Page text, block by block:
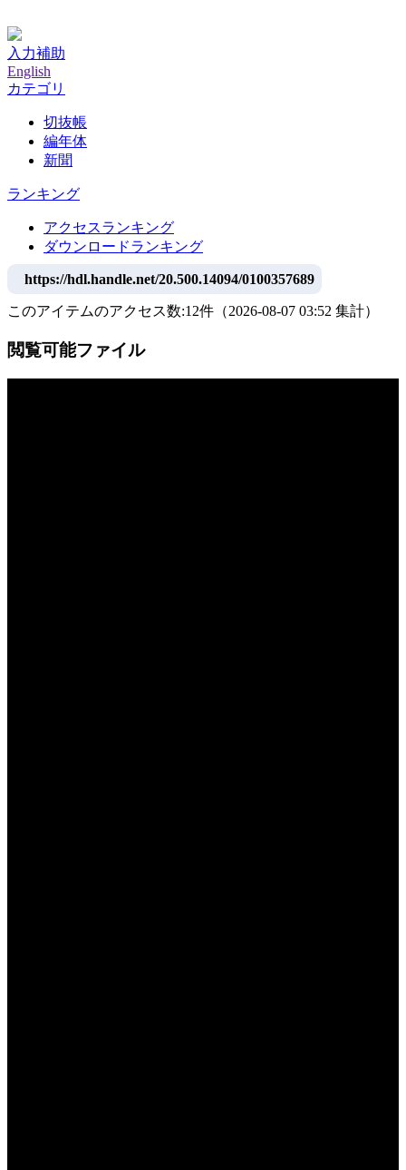
入力補助
English
カテゴリ
切抜帳
編年体
新聞
ランキング
アクセスランキング
ダウンロードランキング
https://hdl.handle.net/20.500.14094/0100357689
このアイテムのアクセス数:12件 （2026-08-07 03:52 集計）
閲覧可能ファイル